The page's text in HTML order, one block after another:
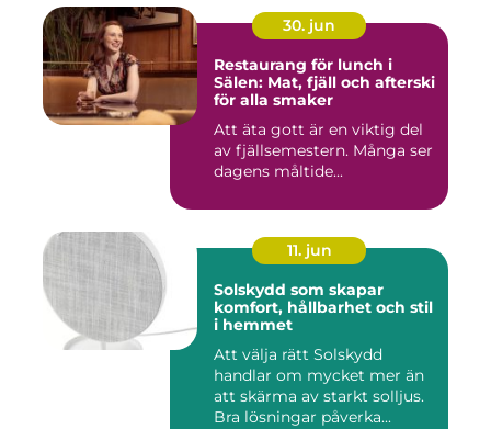
30. jun
Restaurang för lunch i
Sälen: Mat, fjäll och afterski
för alla smaker
Att äta gott är en viktig del
av fjällsemestern. Många ser
dagens måltide...
11. jun
Solskydd som skapar
komfort, hållbarhet och stil
i hemmet
Att välja rätt Solskydd
handlar om mycket mer än
att skärma av starkt solljus.
Bra lösningar påverka...